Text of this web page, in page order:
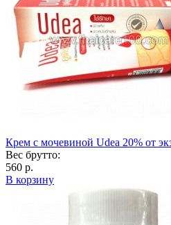
Крем с мочевиной Udea 20% от
Вес брутто:
560 р.
В корзину